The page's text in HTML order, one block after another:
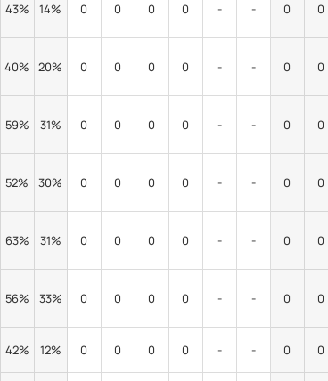
43% 14% 0 0 0 0 - - 0 0
40% 20% 0 0 0 0 - - 0 0
59% 31% 0 0 0 0 - - 0 0
52% 30% 0 0 0 0 - - 0 0
63% 31% 0 0 0 0 - - 0 0
56% 33% 0 0 0 0 - - 0 0
42% 12% 0 0 0 0 - - 0 0